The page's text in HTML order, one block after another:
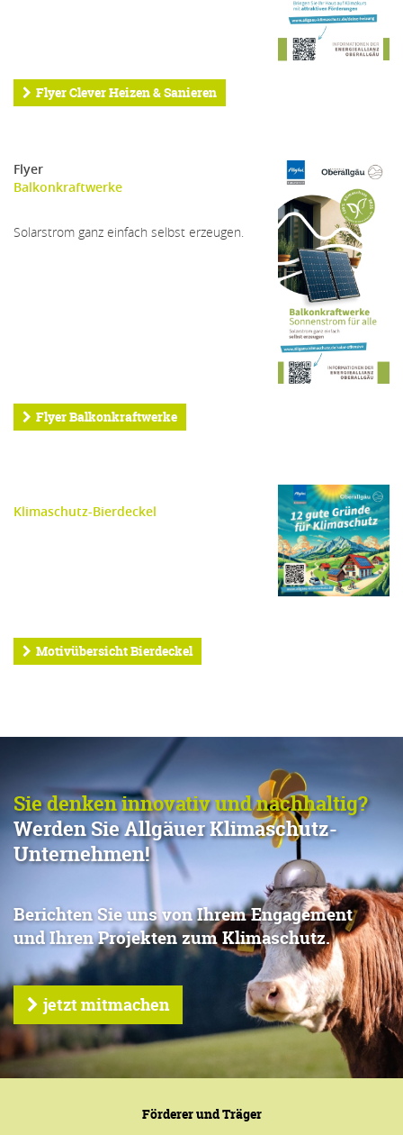
Flyer Clever Heizen & Sanieren
Flyer
Balkonkraftwerke
Solarstrom ganz einfach selbst erzeugen.
Flyer Balkonkraftwerke
Klimaschutz-Bierdeckel
Motivübersicht Bierdeckel
Sie denken innovativ und nachhaltig?
Werden Sie Allgäuer Klimaschutz-
Unternehmen!
Berichten Sie uns von Ihrem Engagement
und Ihren Projekten zum Klimaschutz.
jetzt mitmachen
Förderer und Träger